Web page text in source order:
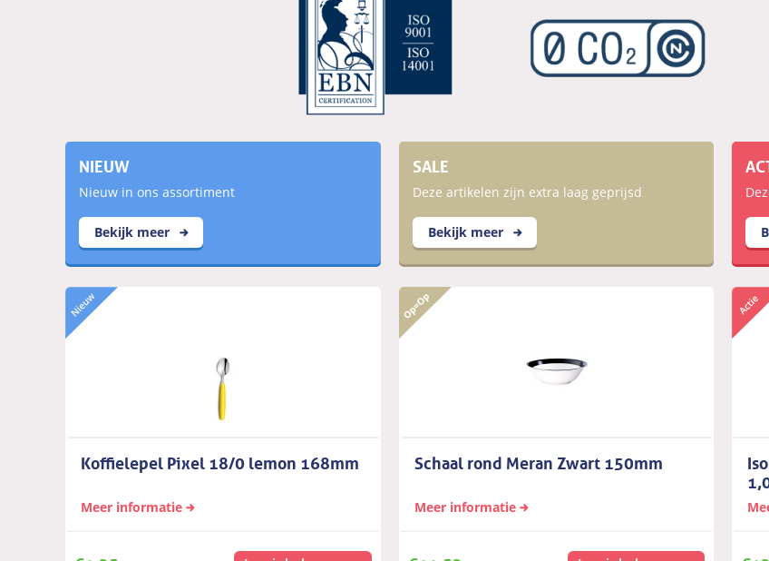
NIEUW
Nieuw in ons assortiment
Bekijk meer
Koffielepel Pixel 18/0 lemon 168mm
Meer informatie
SALE
Deze artikelen zijn extra laag geprijsd
Bekijk meer
Schaal rond Meran Zwart 150mm
Meer informatie